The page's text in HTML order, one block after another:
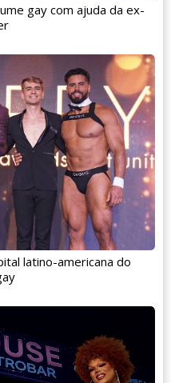
gay com ajuda da ex-
latino-americana do